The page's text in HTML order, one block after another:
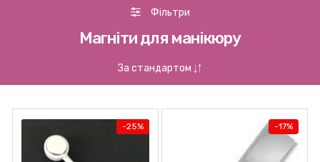
Фільтри
Магніти для манікюру
-25% -17%